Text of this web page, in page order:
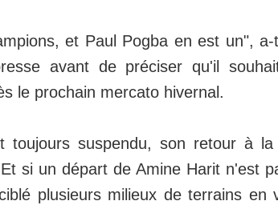
et Paul Pogba en est un",
avant de préciser qu'il
le prochain mercato hivernal.
toujours suspendu, son retour à
si un départ de Amine Harit n'est
plusieurs milieux de terrains